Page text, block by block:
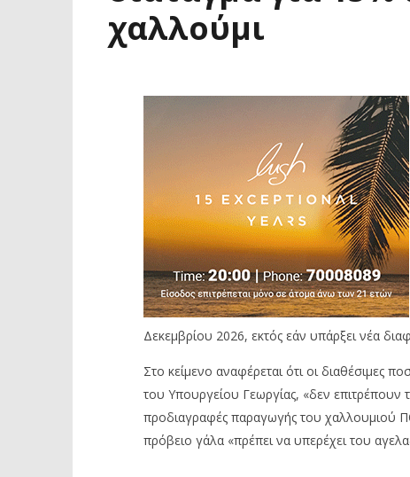
χαλλούμι
Δεκεμβρίου 2026, εκτός εάν υπάρξει νέα
Στο κείμενο αναφέρεται ότι οι διαθέσιμες
του Υπουργείου Γεωργίας, «δεν
προδιαγραφές παραγωγής του χαλλουμιού
πρόβειο γάλα «πρέπει να υπερέχει του